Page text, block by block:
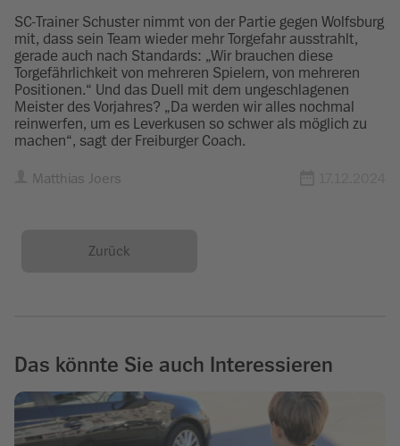
SC-Trainer Schuster nimmt von der Partie gegen Wolfsburg
mit, dass sein Team wieder mehr Torgefahr ausstrahlt,
gerade auch nach Standards: „Wir brauchen diese
Torgefährlichkeit von mehreren Spielern, von mehreren
Positionen.“ Und das Duell mit dem ungeschlagenen
Meister des Vorjahres? „Da werden wir alles nochmal
reinwerfen, um es Leverkusen so schwer als möglich zu
machen“, sagt der Freiburger Coach.
Matthias Joers
Zurück
Das könnte Sie auch Interessieren